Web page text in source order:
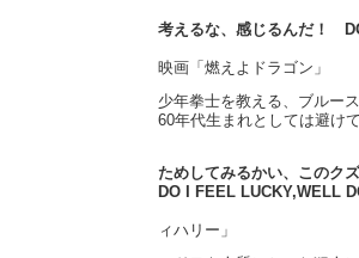
考えるな、感じるんだ！
映画「燃えよドラゴン」
少年拳士を教える、ブルー
60年代生まれとしては避け
ためしてみるかい、この
DO I FEEL LUCKY,WELL
ィハリー」